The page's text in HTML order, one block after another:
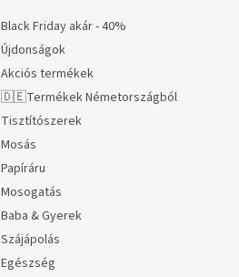
Black Friday akár - 40%
Újdonságok
Akciós termékek
🇩🇪Termékek Németországból
Tisztítószerek
Mosás
Papíráru
Mosogatás
Baba & Gyerek
Szájápolás
Egészség